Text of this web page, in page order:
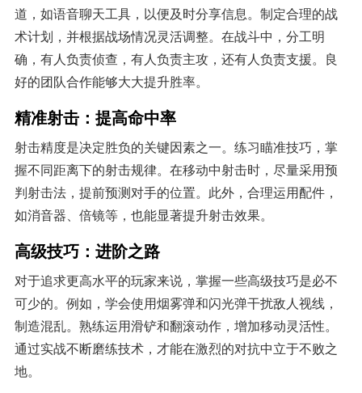
道，如语音聊天工具，以便及时分享信息。制定合理的战
术计划，并根据战场情况灵活调整。在战斗中，分工明
确，有人负责侦查，有人负责主攻，还有人负责支援。良
好的团队合作能够大大提升胜率。
精准射击：提高命中率
射击精度是决定胜负的关键因素之一。练习瞄准技巧，掌
握不同距离下的射击规律。在移动中射击时，尽量采用预
判射击法，提前预测对手的位置。此外，合理运用配件，
如消音器、倍镜等，也能显著提升射击效果。
高级技巧：进阶之路
对于追求更高水平的玩家来说，掌握一些高级技巧是必不
可少的。例如，学会使用烟雾弹和闪光弹干扰敌人视线，
制造混乱。熟练运用滑铲和翻滚动作，增加移动灵活性。
通过实战不断磨练技术，才能在激烈的对抗中立于不败之
地。